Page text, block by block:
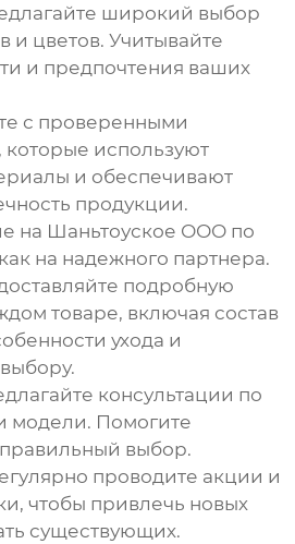
широкий выбор
и цветов. Учитывайте
и предпочтения ваших
с проверенными
используют
и обеспечивают
продукции.
на Шаньтоуское ООО по
как на надежного партнера.
подробную
товаре, включая состав
ухода и
консультации по
модели. Помогите
выбор.
проводите акции и
чтобы привлечь новых
существующих.